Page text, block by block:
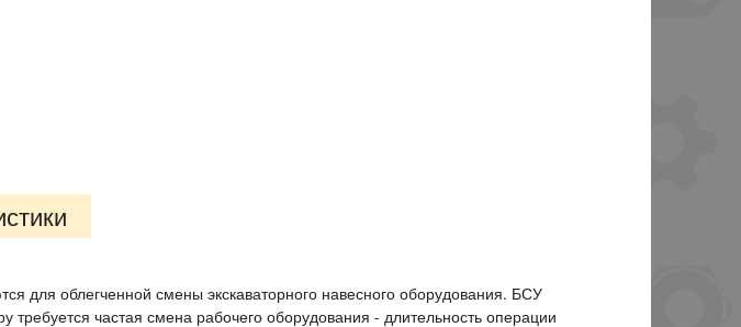
для облегченной смены экскаваторного навесного оборудования. БСУ
требуется частая смена рабочего оборудования - длительность операции